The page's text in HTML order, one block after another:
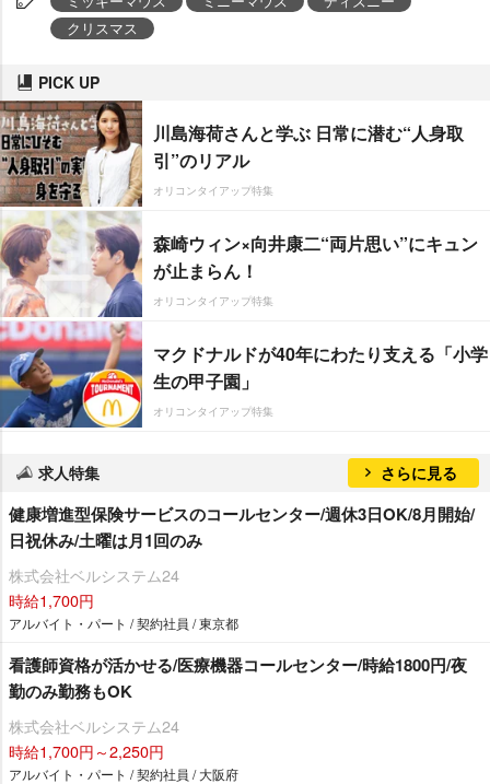
クリスマス
PICK UP
川島海荷さんと学ぶ 日常に潜む“人身取
引”のリアル
オリコンタイアップ特集
森崎ウィン×向井康二“両片思い”にキュン
が止まらん！
オリコンタイアップ特集
マクドナルドが40年にわたり支える「小学
生の甲子園」
オリコンタイアップ特集
求人特集 さらに見る
健康増進型保険サービスのコールセンター/週休3日OK/8月開始/
日祝休み/土曜は月1回のみ
株式会社ベルシステム24
時給1,700円
アルバイト・パート / 契約社員 / 東京都
看護師資格が活かせる/医療機器コールセンター/時給1800円/夜
勤のみ勤務もOK
株式会社ベルシステム24
時給1,700円～2,250円
アルバイト・パート / 契約社員 / 大阪府